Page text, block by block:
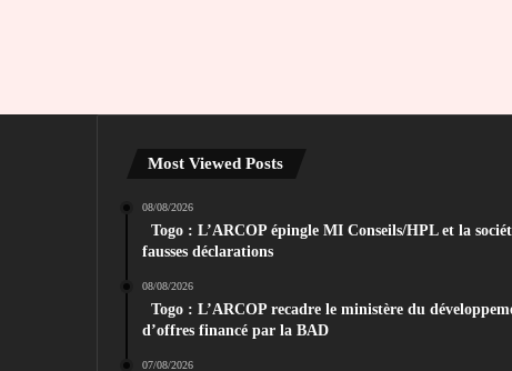
Most Viewed Posts
08/08/2026
Togo : L’ARCOP épingle MI Conseils/HPL et la
fausses déclarations
08/08/2026
Togo : L’ARCOP recadre le ministère du
d’offres financé par la BAD
07/08/2026